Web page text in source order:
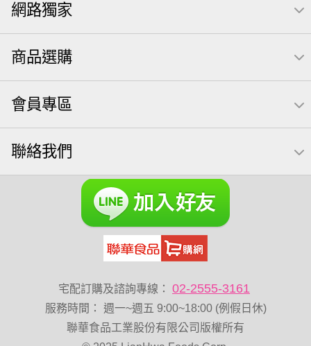
桶裝
萬歲牌; 堅果 荷卡 芋頭 三角壽司海苔
【萬歲牌】每日堅果系列
三角飯糰 icash 元本山 無調味綜合果
可樂果 帆布袋 芝麻
杏仁
全聯 堅果 元氣什穀堅果飲 萬歲牌小魚
萬歲開心果 脆烤 小包裝 紅棗
開心果 萬歲牌 海苔 芥末味 全聯 堅果禮盒
萬歲牌 蔓越莓 全聯 海苔 榛果
小魚乾 味付 玉米 寶咖咖 15g 全聯 海苔細
無添加 堅果禮盒 花生 萬歲牌-堅穀力
網路獨家
商品選購
會員專區
聯絡我們
宅配訂購及諮詢專線： 02-2555-3161
服務時間 ：
週一~週五 9:00~18:00 (例假日休)
聯華食品工業股份有限公司版權所有